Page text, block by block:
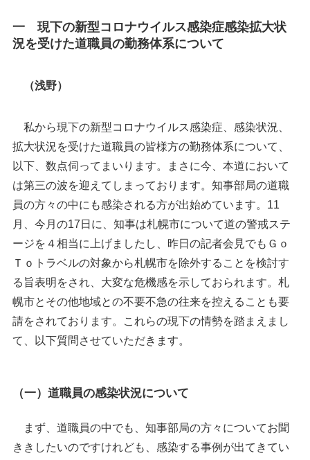
一 現下の新型コロナウイルス感染症感染拡大状
況を受けた道職員の勤務体系について
（浅野）
私から現下の新型コロナウイルス感染症、感染状況、
拡大状況を受けた道職員の皆様方の勤務体系について、
以下、数点伺ってまいります。まさに今、本道において
は第三の波を迎えてしまっております。知事部局の道職
員の方々の中にも感染される方が出始めています。 11
月、今月の17 日に、知事は札幌市について道の警戒ステ
ージを４相当に上げましたし、昨日の記者会見でもＧｏ
Ｔｏトラベルの対象から札幌市を除外することを検討す
る旨表明をされ、大変な危機感を示しておられます。札
幌市とその他地域との不要不急の往来を控えることも要
請をされております。これらの現下の情勢を踏まえまし
て、以下質問させていただきます。
（一）道職員の感染状況について
まず、道職員の中でも、知事部局の方々についてお聞
ききしたいのですけれども、感染する事例が出てきてい